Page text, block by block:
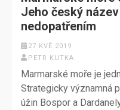
Jeho český
nedopatřením
27 KVĚ 2019
PETR KUTKA
Marmarské moře je
Strategicky významná
úžin Bospor a